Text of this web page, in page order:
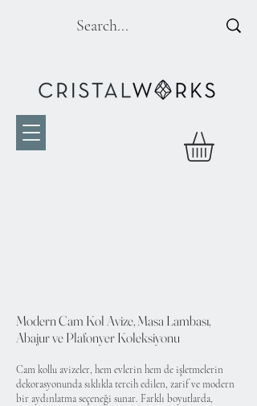
Modern Cam Kol Avize, Masa Lambası,
Abajur ve Plafonyer Koleksiyonu
Cam kollu avizeler, hem evlerin hem de işletmelerin
dekorasyonunda sıklıkla tercih edilen, zarif ve modern
bir aydınlatma seçeneği sunar. Farklı boyutlarda,